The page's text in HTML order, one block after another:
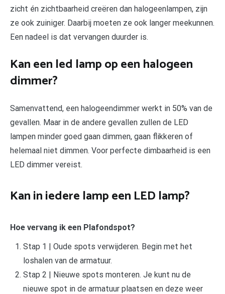
zicht én zichtbaarheid creëren dan halogeenlampen, zijn
ze ook zuiniger. Daarbij moeten ze ook langer meekunnen.
Een nadeel is dat vervangen duurder is.
Kan een led lamp op een halogeen
dimmer?
Samenvattend, een halogeendimmer werkt in 50% van de
gevallen. Maar in de andere gevallen zullen de LED
lampen minder goed gaan dimmen, gaan flikkeren of
helemaal niet dimmen. Voor perfecte dimbaarheid is een
LED dimmer vereist.
Kan in iedere lamp een LED lamp?
Hoe vervang ik een Plafondspot?
Stap 1 | Oude spots verwijderen. Begin met het
loshalen van de armatuur.
Stap 2 | Nieuwe spots monteren. Je kunt nu de
nieuwe spot in de armatuur plaatsen en deze weer